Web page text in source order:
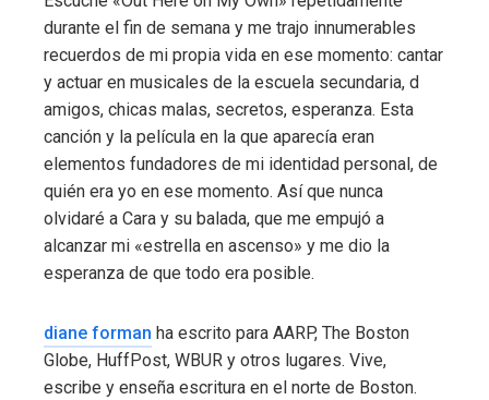
durante el fin de semana y me trajo innumerables
recuerdos de mi propia vida en ese momento: cantar
y actuar en musicales de la escuela secundaria, d
amigos, chicas malas, secretos, esperanza. Esta
canción y la película en la que aparecía eran
elementos fundadores de mi identidad personal, de
quién era yo en ese momento. Así que nunca
olvidaré a Cara y su balada, que me empujó a
alcanzar mi «estrella en ascenso» y me dio la
esperanza de que todo era posible.
diane forman ha escrito para AARP, The Boston
Globe, HuffPost, WBUR y otros lugares. Vive,
escribe y enseña escritura en el norte de Boston.